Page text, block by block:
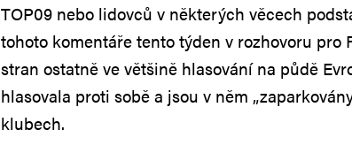
TOP09 nebo lidovců v některých věcech
tohoto komentáře tento týden v rozhovoru pro
stran ostatně ve většině hlasování na půdě
hlasovala proti sobě a jsou v něm
klubech.